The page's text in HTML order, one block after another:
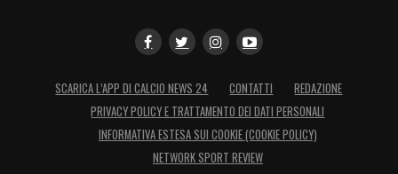
SCARICA L’APP DI CALCIO NEWS 24 CONTATTI
REDAZIONE
PRIVACY POLICY E TRATTAMENTO DEI DATI PERSONALI
INFORMATIVA ESTESA SUI COOKIE (COOKIE POLICY)
NETWORK SPORT REVIEW